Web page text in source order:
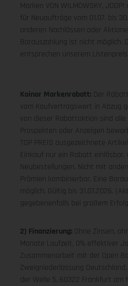
Marken VON WILMOWSKY,
für Neuaufträge vom 01.07. bis
anderen Nachlässen oder
Barauszahlung ist nicht möglich.
entsprechen unserem Listenpreis.
Koinor Markenrabatt: Der
vom Kaufvertragswert in Abzug
von dieser Rabattaktion sind
Prospekten oder Anzeigen
TOP PREIS ausgezeichnete
Einkauf nur ein Rabatt einlösbar.
Neubestellungen. Nicht mit
Prämien kombinierbar. Eine
möglich. Gültig bis 31.07.2026.
gegebenenfalls bei großem
2) Finanzierung: Ohne Zinsen,
Monate Laufzeit, 0% effektiver
Zusammenarbeit mit der Open
Zweigniederlassung
der Welle 5, 60322 Frankfurt am